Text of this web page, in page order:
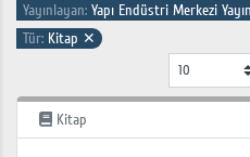
Yayınlayan: Yapı Endüstri Merkezi
Tür: Kitap ✕
Kitap